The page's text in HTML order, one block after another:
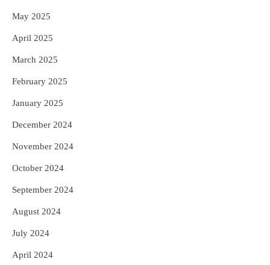
May 2025
April 2025
March 2025
February 2025
January 2025
December 2024
November 2024
October 2024
September 2024
August 2024
July 2024
April 2024